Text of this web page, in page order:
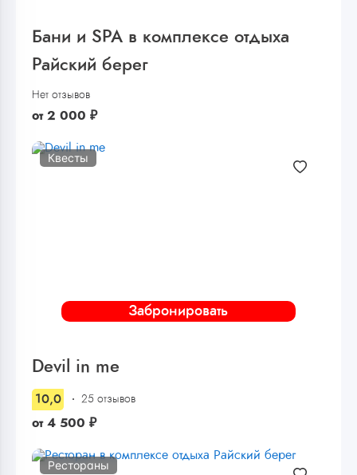
Бани и SPA в комплексе отдыха
Райский берег
Нет отзывов
от 2 000 ₽
Забронировать
Квесты
Devil in me
10,0 25 отзывов
от 4 500 ₽
Рестораны